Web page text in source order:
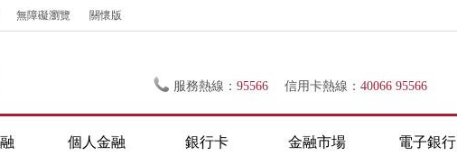
無障礙瀏覽 關懷版
服務熱線： 95566 信用卡熱線： 40066 95566
個人金融 銀行卡 金融市場 電子銀行